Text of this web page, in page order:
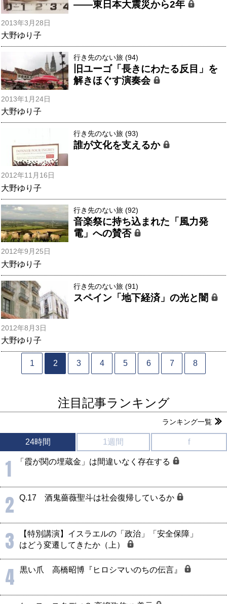
――東日本大震災から2年
2013年3月28日
大野ゆり子
行き先のない旅 (94)
旧ユーゴ「長きにわたる反目」を
解きほぐす演奏会
2013年1月24日
大野ゆり子
行き先のない旅 (93)
誰が文化を支えるか
2012年11月16日
大野ゆり子
行き先のない旅 (92)
音楽祭に持ち込まれた「風力発
電」への賛否
2012年9月25日
大野ゆり子
行き先のない旅 (91)
スペイン「地下経済」の光と闇
2012年8月3日
大野ゆり子
1 2 3 4 5 6 7 8
注目記事ランキング
ランキング一覧
24時間 1週間 f
1 「霞が関の埋蔵金」は間違いなく存在する
2 Q.17 酒鬼薔薇聖斗は社会復帰しているか
3
【特別講演】イスラエルの「政治」「安全保障」
はどう変遷してきたか（上）
4 黒い爪 高橋昭博『ヒロシマいのちの伝言』